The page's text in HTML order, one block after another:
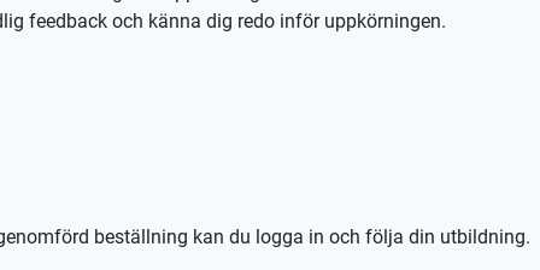
feedback och känna dig redo inför uppkörningen.
beställning kan du logga in och följa din utbildning.